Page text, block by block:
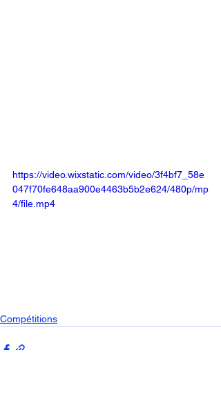
https://video.wixstatic.com/video/3f4bf7_58e
047f70fe648aa900e4463b5b2e624/480p/mp
4/file.mp4
Compétitions